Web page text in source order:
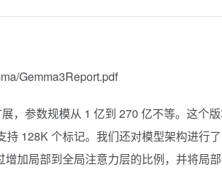
Gemma3Report.pdf
，参数规模从 1 亿到 270 亿不等。这个
128K 个标记。我们还对模型架构进行
加局部到全局注意力层的比例，并将局